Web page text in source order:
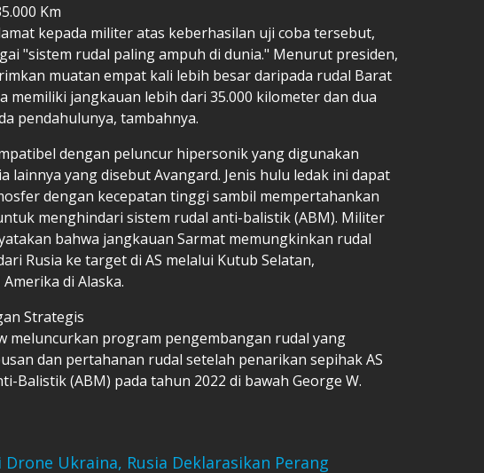
Km
kepada militer atas keberhasilan uji coba tersebut,
"sistem rudal paling ampuh di dunia." Menurut presiden,
muatan empat kali lebih besar daripada rudal Barat
memiliki jangkauan lebih dari 35.000 kilometer dan dua
pendahulunya, tambahnya.
dengan peluncur hipersonik yang digunakan
lainnya yang disebut Avangard. Jenis hulu ledak ini dapat
dengan kecepatan tinggi sambil mempertahankan
menghindari sistem rudal anti-balistik (ABM). Militer
bahwa jangkauan Sarmat memungkinkan rudal
Rusia ke target di AS melalui Kutub Selatan,
di Alaska.
Strategis
meluncurkan program pengembangan rudal yang
dan pertahanan rudal setelah penarikan sepihak AS
Balistik (ABM) pada tahun 2022 di bawah George W.
Drone Ukraina, Rusia Deklarasikan Perang